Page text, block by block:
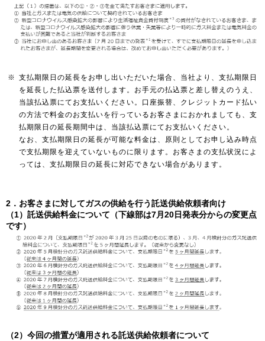
お問い合わせ English
※ 支払期限日の延長をお申し出いただいた場合、当社より、支払期限日
を延長した払込票を送付します。お手元の払込票と差し替えのうえ、
当該払込票にてお支払いください。口座振替、クレジットカード払い
の方法で料金のお支払いを行っているお客さまにおかれましても、支
払期限日の延長期間中は、当該払込票にてお支払いください。
なお、支払期限日の延長が可能な料金は、原則としてお申し込み時点
で支払期限を迎えていないものに限ります。お客さまの支払状況によ
っては、支払期限日の延長に対応できない場合があります。
2．お客さまに対してガスの供給を行う託送供給依頼者向け
（1）託送供給料金について（下線部は7月20日発表分からの変更点
です）
（2）今回の措置が適用される託送供給依頼者について